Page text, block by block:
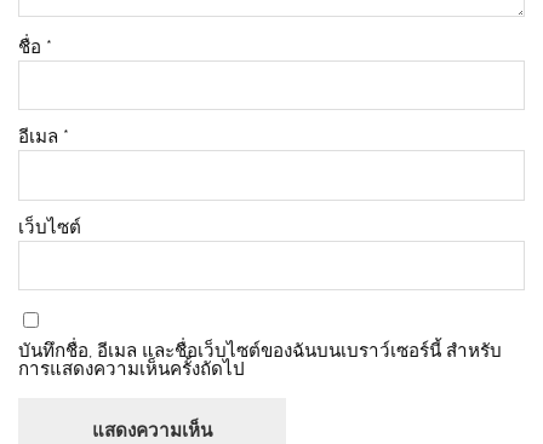
ชื่อ *
อีเมล *
เว็บไซต์
บันทึกชื่อ, อีเมล และชื่อเว็บไซต์ของฉันบนเบราว์เซอร์นี้ สำหรับ
การแสดงความเห็นครั้งถัดไป